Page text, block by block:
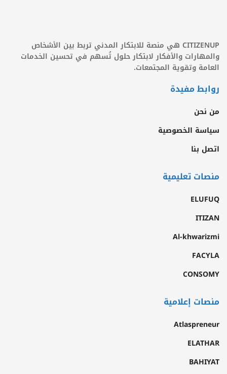
CITIZENUP هي منصة للابتكار المدني تربط بين الأشخاص
والمهارات والأفكار لابتكار حلول تُسهم في تحسين الخدمات
العامة وتقوية المجتمعات.
روابط مفيدة
من نحن
سياسة الخصوصية
اتصل بنا
منصات تعليمية
ELUFUQ
ITIZAN
Al-khwarizmi
FACYLA
CONSOMY
منصات إعلامية
Atlaspreneur
ELATHAR
BAHIYAT